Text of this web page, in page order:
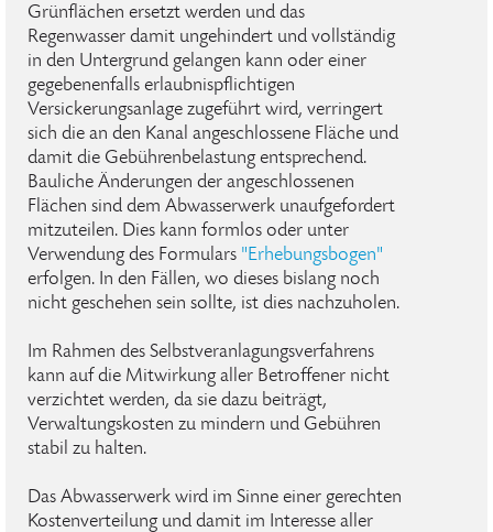
Grünflächen ersetzt werden und das
Regenwasser damit ungehindert und vollständig
in den Untergrund gelangen kann oder einer
gegebenenfalls erlaubnispflichtigen
Versickerungsanlage zugeführt wird, verringert
sich die an den Kanal angeschlossene Fläche und
damit die Gebührenbelastung entsprechend.
Bauliche Änderungen der angeschlossenen
Flächen sind dem Abwasserwerk unaufgefordert
mitzuteilen. Dies kann formlos oder unter
Verwendung des Formulars "Erhebungsbogen"
erfolgen. In den Fällen, wo dieses bislang noch
nicht geschehen sein sollte, ist dies nachzuholen.
Im Rahmen des Selbstveranlagungsverfahrens
kann auf die Mitwirkung aller Betroffener nicht
verzichtet werden, da sie dazu beiträgt,
Verwaltungskosten zu mindern und Gebühren
stabil zu halten.
Das Abwasserwerk wird im Sinne einer gerechten
Kostenverteilung und damit im Interesse aller